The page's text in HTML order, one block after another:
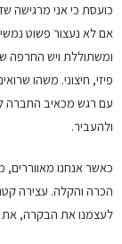
כועסת כי אני מרגישה
אם לא נעצור פשוט
ומשתוללת ויש החרפה
פיזי, חיצוני. משהו
עם רגש מכאיב החברה
ולהעביר.
כאשר אנחנו
הכרה והקלה. עצירה
לעצמנו את הבקרה, את